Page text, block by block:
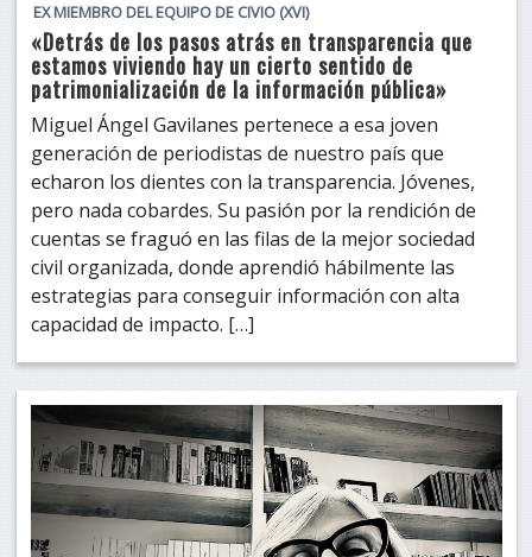
EX MIEMBRO DEL EQUIPO DE CIVIO (XVI)
«Detrás de los pasos atrás en transparencia que
estamos viviendo hay un cierto sentido de
patrimonialización de la información pública»
Miguel Ángel Gavilanes pertenece a esa joven
generación de periodistas de nuestro país que
echaron los dientes con la transparencia. Jóvenes,
pero nada cobardes. Su pasión por la rendición de
cuentas se fraguó en las filas de la mejor sociedad
civil organizada, donde aprendió hábilmente las
estrategias para conseguir información con alta
capacidad de impacto. […]